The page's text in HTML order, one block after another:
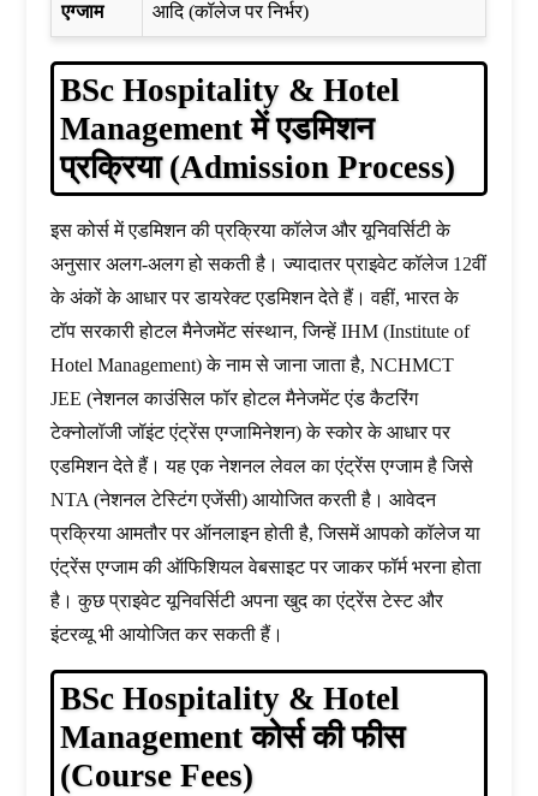
एग्जाम
आदि (कॉलेज पर निर्भर)
BSc Hospitality & Hotel
Management में एडमिशन
प्रक्रिया (Admission Process)
इस कोर्स में एडमिशन की प्रक्रिया कॉलेज और यूनिवर्सिटी के
अनुसार अलग-अलग हो सकती है। ज्यादातर प्राइवेट कॉलेज 12वीं
के अंकों के आधार पर डायरेक्ट एडमिशन देते हैं। वहीं, भारत के
टॉप सरकारी होटल मैनेजमेंट संस्थान, जिन्हें IHM (Institute of
Hotel Management) के नाम से जाना जाता है, NCHMCT
JEE (नेशनल काउंसिल फॉर होटल मैनेजमेंट एंड कैटरिंग
टेक्नोलॉजी जॉइंट एंट्रेंस एग्जामिनेशन) के स्कोर के आधार पर
एडमिशन देते हैं। यह एक नेशनल लेवल का एंट्रेंस एग्जाम है जिसे
NTA (नेशनल टेस्टिंग एजेंसी) आयोजित करती है। आवेदन
प्रक्रिया आमतौर पर ऑनलाइन होती है, जिसमें आपको कॉलेज या
एंट्रेंस एग्जाम की ऑफिशियल वेबसाइट पर जाकर फॉर्म भरना होता
है। कुछ प्राइवेट यूनिवर्सिटी अपना खुद का एंट्रेंस टेस्ट और
इंटरव्यू भी आयोजित कर सकती हैं।
BSc Hospitality & Hotel
Management कोर्स की फीस
(Course Fees)